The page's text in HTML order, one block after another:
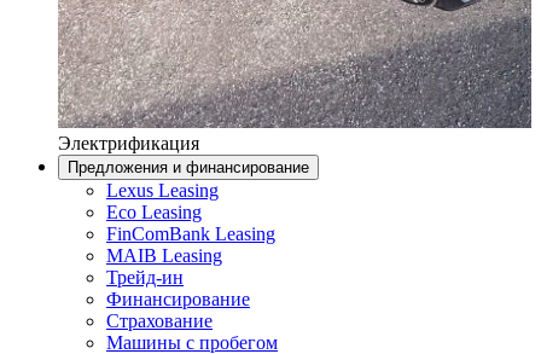
Электрификация
Предложения и финансирование
Lexus Leasing
Eco Leasing
FinComBank Leasing
MAIB Leasing
Трейд-ин
Финансирование
Страхование
Машины с пробегом